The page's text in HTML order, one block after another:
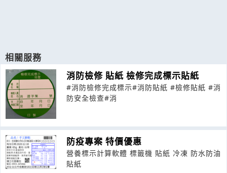
相關服務
消防檢修 貼紙 檢修完成標示貼紙
#消防檢修完成標示#消防貼紙 #檢修貼紙 #消
防安全檢查#消
防疫專案 特價優惠
營養標示計算軟體 標籤機 貼紙 冷凍 防水防油
貼紙